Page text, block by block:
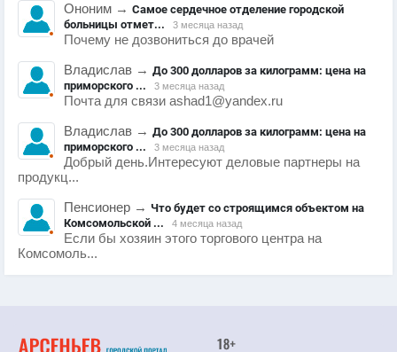
Ононим → Самое сердечное отделение городской
больницы отмет...
3 месяца назад
Почему не дозвониться до врачей
Владислав → До 300 долларов за килограмм: цена на
приморского ...
3 месяца назад
Почта для связи ashad1@yandex.ru
Владислав → До 300 долларов за килограмм: цена на
приморского ...
3 месяца назад
Добрый день.Интересуют деловые партнеры на
продукц...
Пенсионер → Что будет со строящимся объектом на
Комсомольской ...
4 месяца назад
Если бы хозяин этого торгового центра на
Комсомоль...